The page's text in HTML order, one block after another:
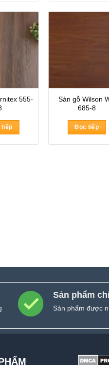
555-
tiếp
Sàn gỗ Wilson
685-8
Đọc tiếp
Sản phẩm
Sản phẩm được